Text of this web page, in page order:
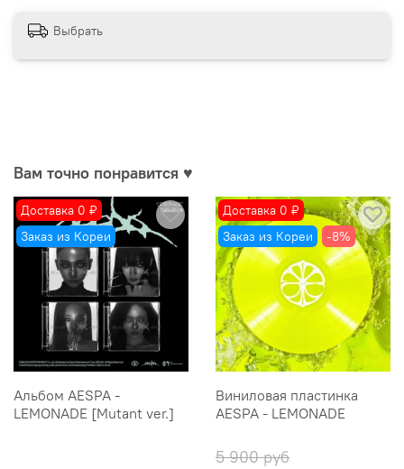
Выбрать
Вам точно понравится ♥
Доставка 0 ₽
Заказ из Кореи
Альбом AESPA -
LEMONADE [Mutant ver.]
Доставка 0 ₽
Заказ из Кореи
-8%
Виниловая пластинка
AESPA - LEMONADE
5 900 руб